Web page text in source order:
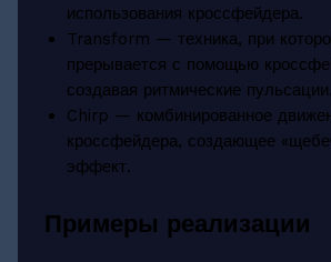
использования кроссфейдера.
Transform — техника, при
прерывается с помощью
создавая ритмические пульсации.
Chirp — комбинированное
кроссфейдера, создающее
эффект.
Примеры реализации